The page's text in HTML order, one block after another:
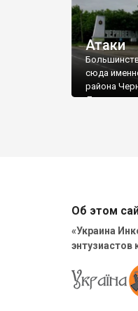
Атаки
сюда
района
Днестра
Об этом
«Украина
энтузиастов